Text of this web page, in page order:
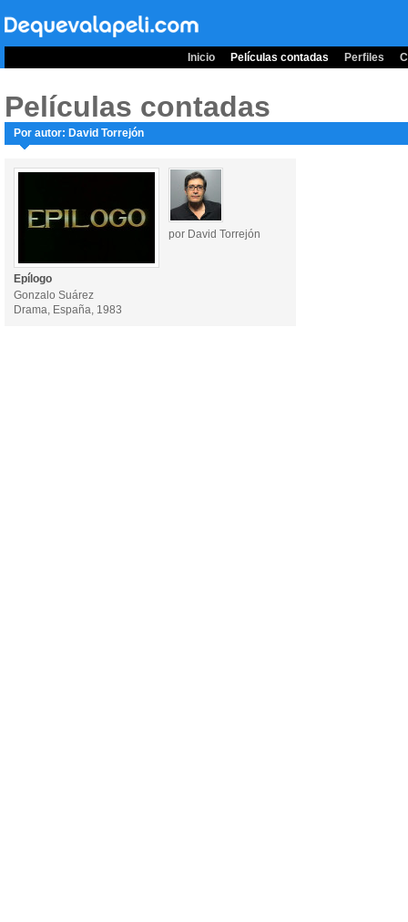
Inicio Películas contadas Perfiles
Películas contadas
Por autor: David Torrejón
por David Torrejón
Epílogo
Gonzalo Suárez
Drama, España, 1983